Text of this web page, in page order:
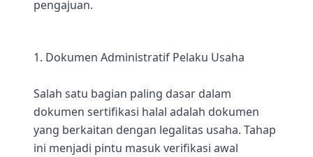
pengajuan.
1. Dokumen Administratif Pelaku Usaha
Salah satu bagian paling dasar dalam
dokumen sertifikasi halal adalah dokumen
yang berkaitan dengan legalitas usaha. Tahap
ini menjadi pintu masuk verifikasi awal